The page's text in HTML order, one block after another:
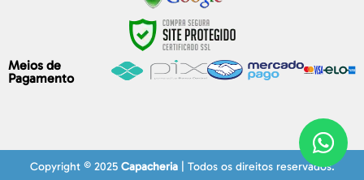
Meios de
Pagamento
Copyright © 2025 Capacheria | Todos os direitos reservados.